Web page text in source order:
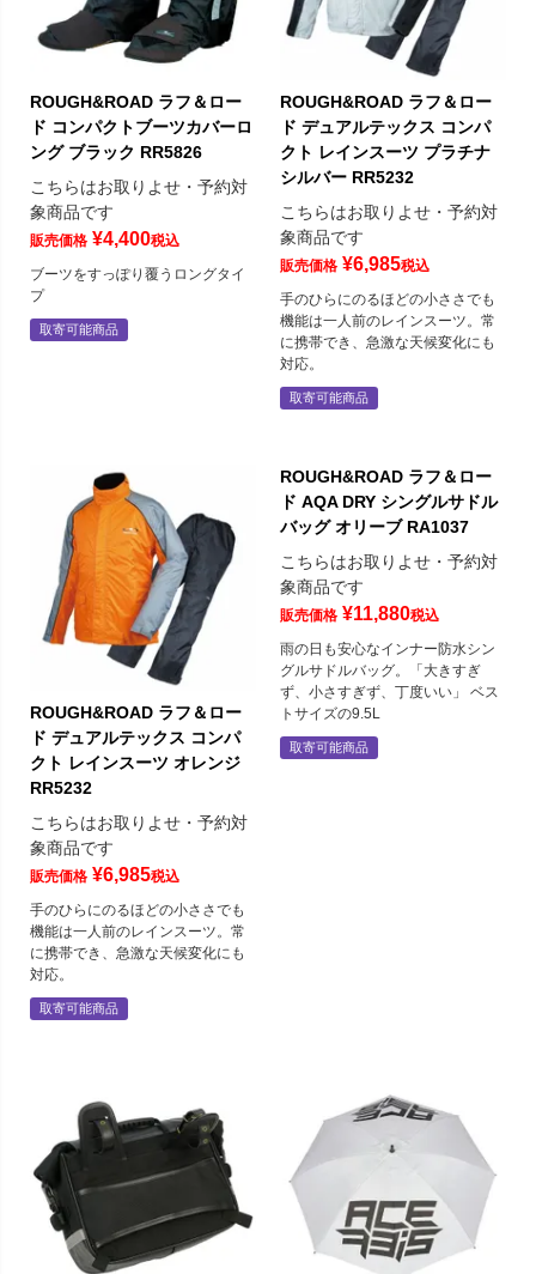
ROUGH&ROAD ラフ＆ロー
ド コンパクトブーツカバーロ
ング ブラック RR5826
こちらはお取りよせ・予約対
象商品です
販売価格 ¥4,400税込
ブーツをすっぽり覆うロングタイ
プ
取寄可能商品
ROUGH&ROAD ラフ＆ロー
ド デュアルテックス コンパ
クト レインスーツ プラチナ
シルバー RR5232
こちらはお取りよせ・予約対
象商品です
販売価格 ¥6,985税込
手のひらにのるほどの小ささでも
機能は一人前のレインスーツ。常
に携帯でき、急激な天候変化にも
対応。
取寄可能商品
ROUGH&ROAD ラフ＆ロー
ド デュアルテックス コンパ
クト レインスーツ オレンジ
RR5232
こちらはお取りよせ・予約対
象商品です
販売価格 ¥6,985税込
手のひらにのるほどの小ささでも
機能は一人前のレインスーツ。常
に携帯でき、急激な天候変化にも
対応。
取寄可能商品
ROUGH&ROAD ラフ＆ロー
ド AQA DRY シングルサドル
バッグ オリーブ RA1037
こちらはお取りよせ・予約対
象商品です
販売価格 ¥11,880税込
雨の日も安心なインナー防水シン
グルサドルバッグ。「大きすぎ
ず、小さすぎず、丁度いい」 ベス
トサイズの9.5L
取寄可能商品